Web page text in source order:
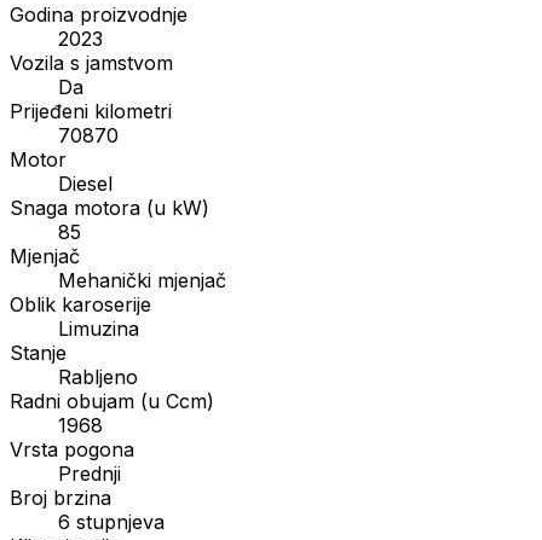
Godina proizvodnje
2023
Vozila s jamstvom
Da
Prijeđeni kilometri
70870
Motor
Diesel
Snaga motora (u kW)
85
Mjenjač
Mehanički mjenjač
Oblik karoserije
Limuzina
Stanje
Rabljeno
Radni obujam (u Ccm)
1968
Vrsta pogona
Prednji
Broj brzina
6 stupnjeva